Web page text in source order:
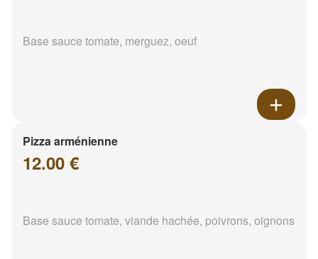
Base sauce tomate, merguez, oeuf
Pizza arménienne
12.00 €
Base sauce tomate, viande hachée, poivrons, oignons